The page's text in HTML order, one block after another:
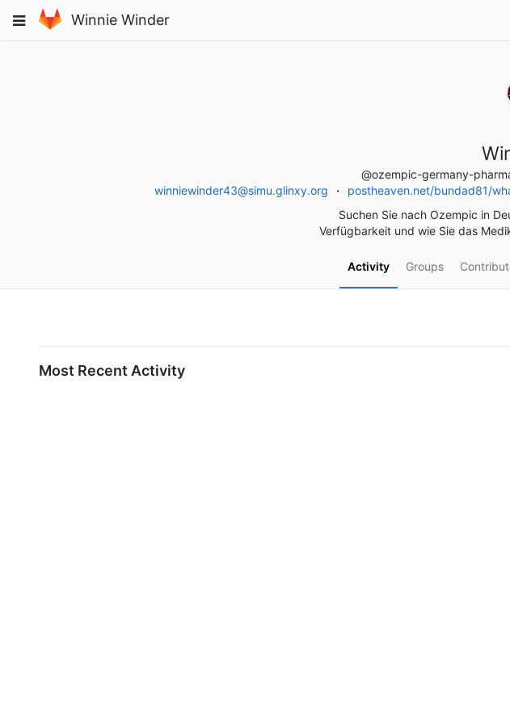
to
Toggle
Winnie Winder
@ozempic-germany-
winniewinder43@simu.glinxy.org
postheaven.net/bundad81/
Suchen Sie nach Ozempic in
Verfügbarkeit und wie Sie das
Activity Groups
Most Recent Activity